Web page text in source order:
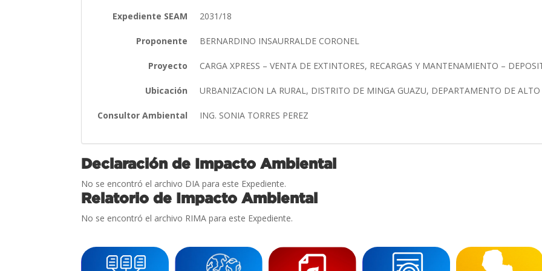
Expediente SEAM 2031/18
Proponente BERNARDINO INSAURRALDE CORONEL
Proyecto CARGA XPRESS – VENTA DE EXTINTORES, RECARGAS Y MANTENAMIENTO –
Ubicación URBANIZACION LA RURAL, DISTRITO DE MINGA GUAZU, DEPARTAMENTO DE
Consultor Ambiental ING. SONIA TORRES PEREZ
Declaración de Impacto Ambiental
No se encontró el archivo DIA para este Expediente.
Relatorio de Impacto Ambiental
No se encontró el archivo RIMA para este Expediente.